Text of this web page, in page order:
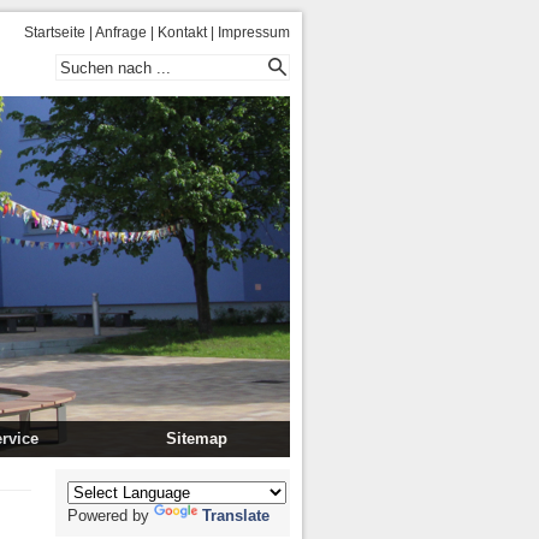
Startseite Anfrage Kontakt| Impressum
Sitemap
Powered by Translate